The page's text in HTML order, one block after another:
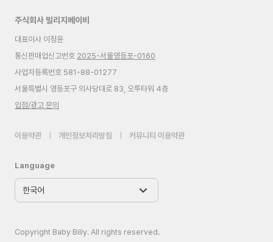
주식회사 빌리지베이비
대표이사 이정윤
통신판매업신고번호 2025-서울영등포-0160
사업자등록번호 581-88-01277
서울특별시 영등포구 의사당대로 83, 오투타워 4층
입점/광고 문의
이용약관 개인정보처리방침 커뮤니티 이용약관
Language
Copyright Baby Billy. All rights reserved.